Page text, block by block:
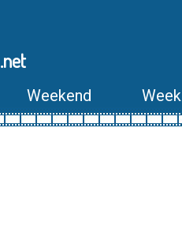
.net
Weekend Week